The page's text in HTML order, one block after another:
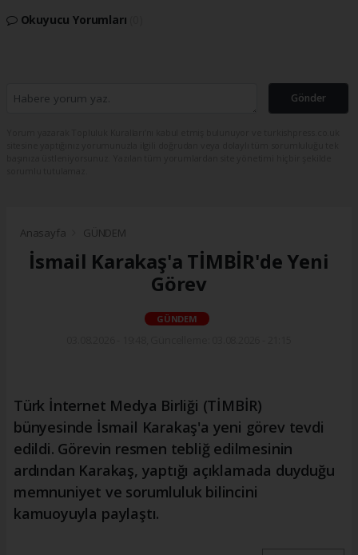
Okuyucu Yorumları
Gönder
Anasayfa GÜNDEM
İsmail Karakaş'a TİMBİR'de Yeni
Görev
GÜNDEM
Türk İnternet Medya Birliği (TİMBİR)
bünyesinde İsmail Karakaş'a yeni görev tevdi
edildi. Görevin resmen tebliğ edilmesinin
ardından Karakaş, yaptığı açıklamada duyduğu
memnuniyet ve sorumluluk bilincini
kamuoyuyla paylaştı.